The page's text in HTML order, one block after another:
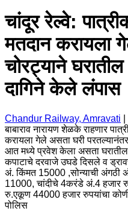
चांदूर रेल्वे:
मतदान करायला
चोरट्याने
दागिने केले लंपास
Chandur Railway, Amravati
बाबाराव नारायण शेळके राहणार
करायला गेले असता घरी
आत मध्ये प्रवेश केला असता घरातील
कपाटाचे दरवाजे उघडे दिसले व
अं. किंमत 15000 ,सोन्याची अंगठी
11000, चांदीचे 4करंडे अं.4 हजार
रु.एकूण 44000 हजार रुपयांचा
पोलिस